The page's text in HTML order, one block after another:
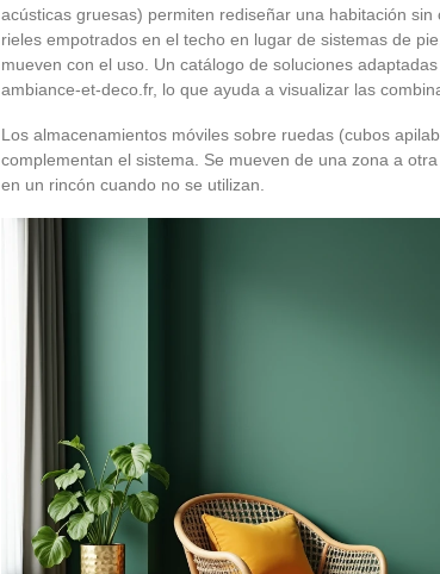
acústicas gruesas) permiten rediseñar una habitación
rieles empotrados en el techo en lugar de sistemas de
mueven con el uso. Un catálogo de soluciones
ambiance-et-deco.fr, lo que ayuda a visualizar las
Los almacenamientos móviles sobre ruedas (cubos
complementan el sistema. Se mueven de una zona a
en un rincón cuando no se utilizan.